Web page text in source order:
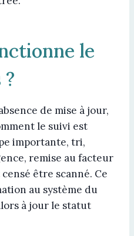
le
de mise à jour,
le suivi est
importante, tri,
remise au facteur
être scanné. Ce
au système du
à jour le statut